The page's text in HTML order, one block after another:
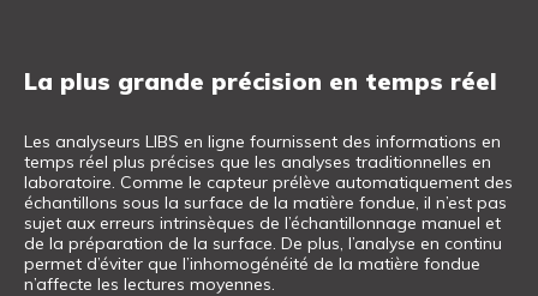
La plus grande précision en temps réel
Les analyseurs LIBS en ligne fournissent des informations en
temps réel plus précises que les analyses traditionnelles en
laboratoire. Comme le capteur prélève automatiquement des
échantillons sous la surface de la matière fondue, il n’est pas
sujet aux erreurs intrinsèques de l’échantillonnage manuel et
de la préparation de la surface. De plus, l’analyse en continu
permet d’éviter que l’inhomogénéité de la matière fondue
n’affecte les lectures moyennes.